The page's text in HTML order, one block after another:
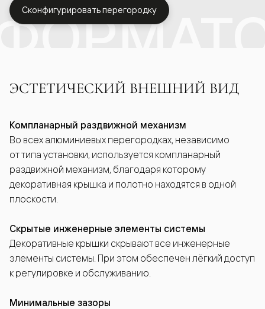
Сконфигурировать перегородку
ЭСТЕТИЧЕСКИЙ ВНЕШНИЙ ВИД
Компланарный раздвижной механизм
Во всех алюминиевых перегородках, независимо
от типа установки, используется компланарный
раздвижной механизм, благодаря которому
декоративная крышка и полотно находятся в одной
плоскости.
Скрытые инженерные элементы системы
Декоративные крышки скрывают все инженерные
элементы системы. При этом обеспечен лёгкий доступ
к регулировке и обслуживанию.
Минимальные зазоры